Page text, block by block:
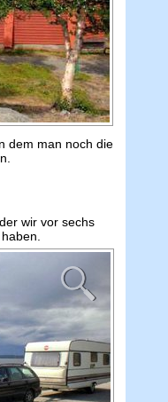
dem man noch die
wir vor sechs